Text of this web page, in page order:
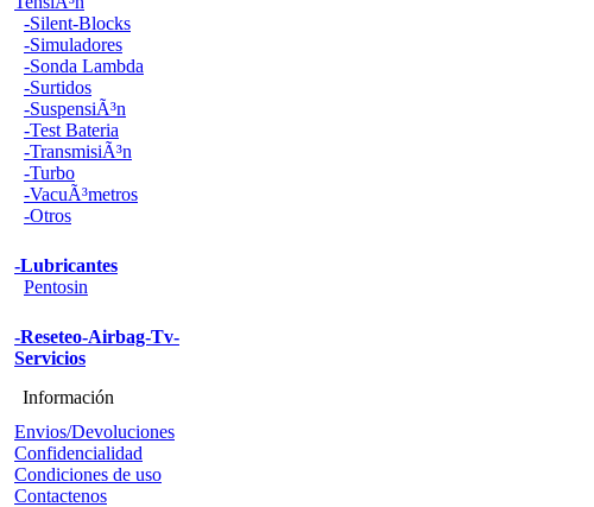
-Silent-Blocks
-Simuladores
-Sonda Lambda
-Surtidos
-SuspensiÃ³n
-Test Bateria
-TransmisiÃ³n
-Turbo
-VacuÃ³metros
-Otros
-Lubricantes
Pentosin
-Reseteo-Airbag-Tv-
Servicios
Información
Envios/Devoluciones
Confidencialidad
Condiciones de uso
Contactenos